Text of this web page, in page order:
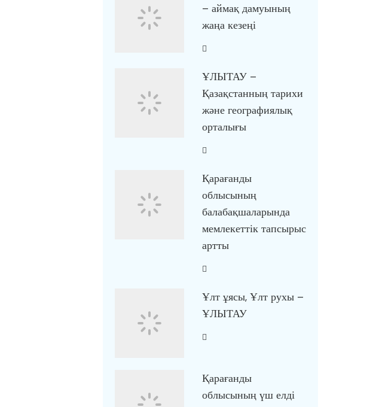
– аймақ дамуының
жаңа кезеңі
ҰЛЫТАУ –
Қазақстанның тарихи
және географиялық
орталығы
Қарағанды
облысының
балабақшаларында
мемлекеттік тапсырыс
артты
Ұлт ұясы, Ұлт рухы –
ҰЛЫТАУ
Қарағанды
облысының үш елді